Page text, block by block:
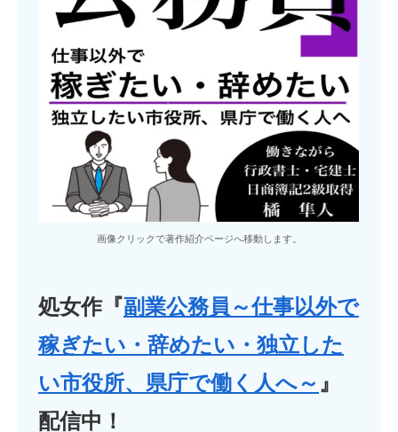
画像クリックで著作紹介ページへ移動します。
処女作『副業公務員～仕事以外で
稼ぎたい・辞めたい・独立した
い市役所、県庁で働く人へ～ 』
配信中！